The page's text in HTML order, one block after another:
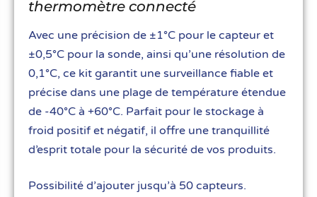
thermomètre connecté
Avec une précision de ±1°C pour le capteur et
±0,5°C pour la sonde, ainsi qu’une résolution de
0,1°C, ce kit garantit une surveillance fiable et
précise dans une plage de température étendue
de -40°C à +60°C. Parfait pour le stockage à
froid positif et négatif, il offre une tranquillité
d’esprit totale pour la sécurité de vos produits.
Possibilité d’ajouter jusqu’à 50 capteurs.